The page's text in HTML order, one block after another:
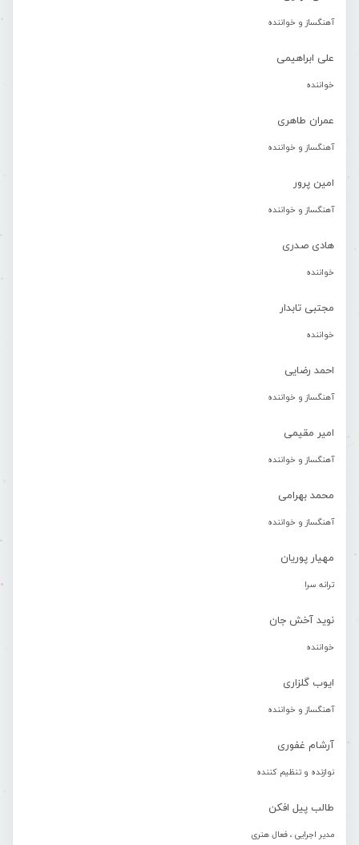
آهنگساز و خواننده
علی ابراهیمی
خواننده
عمران طاهری
آهنگساز و خواننده
امین پرور
آهنگساز و خواننده
هادی صدری
خواننده
مجتبی تابدار
خواننده
احمد رضایی
آهنگساز و خواننده
امیر مقیمی
آهنگساز و خواننده
محمد بهرامی
آهنگساز و خواننده
مهیار پوریان
ترانه سرا
نوید آخش جان
خواننده
ایوب گلزاری
آهنگساز و خواننده
آرشام غفوری
نوازنده و تنظیم کننده
طالب پیل افکن
مدیر اجرایی ، فعال هنری